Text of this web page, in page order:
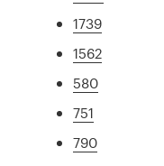
1739
1562
580
751
790